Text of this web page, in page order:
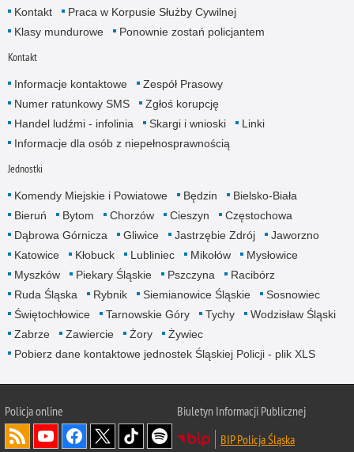
Kontakt
Praca w Korpusie Służby Cywilnej
Klasy mundurowe
Ponownie zostań policjantem
Kontakt
Informacje kontaktowe
Zespół Prasowy
Numer ratunkowy SMS
Zgłoś korupcję
Handel ludźmi - infolinia
Skargi i wnioski
Linki
Informacje dla osób z niepełnosprawnością
Jednostki
Komendy Miejskie i Powiatowe Będzin
Bielsko-Biała
Bieruń
Bytom Chorzów Cieszyn
Częstochowa
Dąbrowa Górnicza
Gliwice Jastrzębie Zdrój
Jaworzno
Katowice
Kłobuck Lubliniec Mikołów
Mysłowice
Myszków
Piekary Śląskie Pszczyna
Racibórz
Ruda Śląska
Rybnik Siemianowice Śląskie
Sosnowiec
Świętochłowice
Tarnowskie Góry Tychy
Wodzisław Śląski
Zabrze
Zawiercie Żory
Żywiec
Pobierz dane kontaktowe jednostek Śląskiej Policji - plik XLS
Policja online
Biuletyn Informacji Publicznej
BIP Policja Śląska